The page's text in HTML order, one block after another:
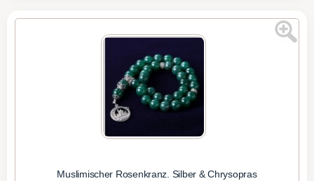
Muslimischer Rosenkranz. Silber & Chrysopras